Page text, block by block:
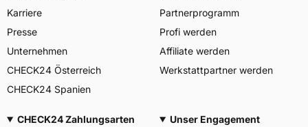
Karriere
Presse
Unternehmen
CHECK24 Österreich
CHECK24 Spanien
Partnerprogramm
Profi werden
Affiliate werden
Werkstattpartner werden
CHECK24 Zahlungsarten
Unser Engagement